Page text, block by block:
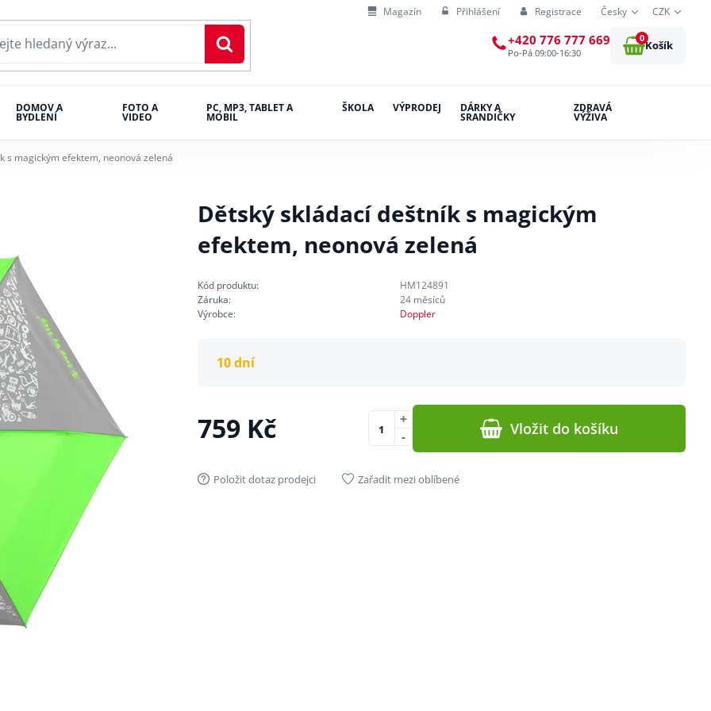
Magazín Přihlášení Registrace Česky CZK
+420 776 777 669
Po-Pá 09:00-16:30
0
Košík
DOMOV A
BYDLENÍ
FOTO A
VIDEO
PC, MP3, TABLET A
MOBIL
ŠKOLA VÝPRODEJ DÁRKY A
SRANDIČKY
ZDRAVÁ
VÝŽIVA
s magickým efektem, neonová zelená
Dětský skládací deštník s magickým
efektem, neonová zelená
Kód produktu:
HM124891
Záruka:
24 měsíců
Výrobce:
Doppler
10 dní
759 Kč -
+ Vložit do košíku
Položit dotaz prodejci Zařadit mezi oblíbené